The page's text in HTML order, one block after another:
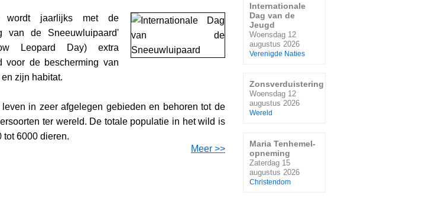
wordt jaarlijks met de
van de Sneeuwluipaard'
Leopard Day) extra
voor de bescherming van
zijn habitat.
in zeer afgelegen gebieden en behoren tot de
ter wereld. De totale populatie in het wild is
tot 6000 dieren.
Meer >>
Internationale
Dag van de
Jeugd
Woensdag 12
augustus 2026
Verenigde Naties
Zonsverduistering
Woensdag 12
augustus 2026
Wereld
Maria Tenhemel-
opneming
Zaterdag 15
augustus 2026
Christendom